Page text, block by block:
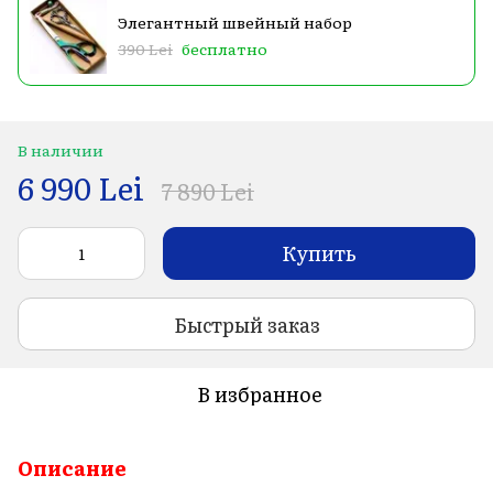
Элегантный швейный набор
390 Lei бесплатно
В наличии
6 990 Lei 7 890 Lei
Купить
Быстрый заказ
В избранное
Описание